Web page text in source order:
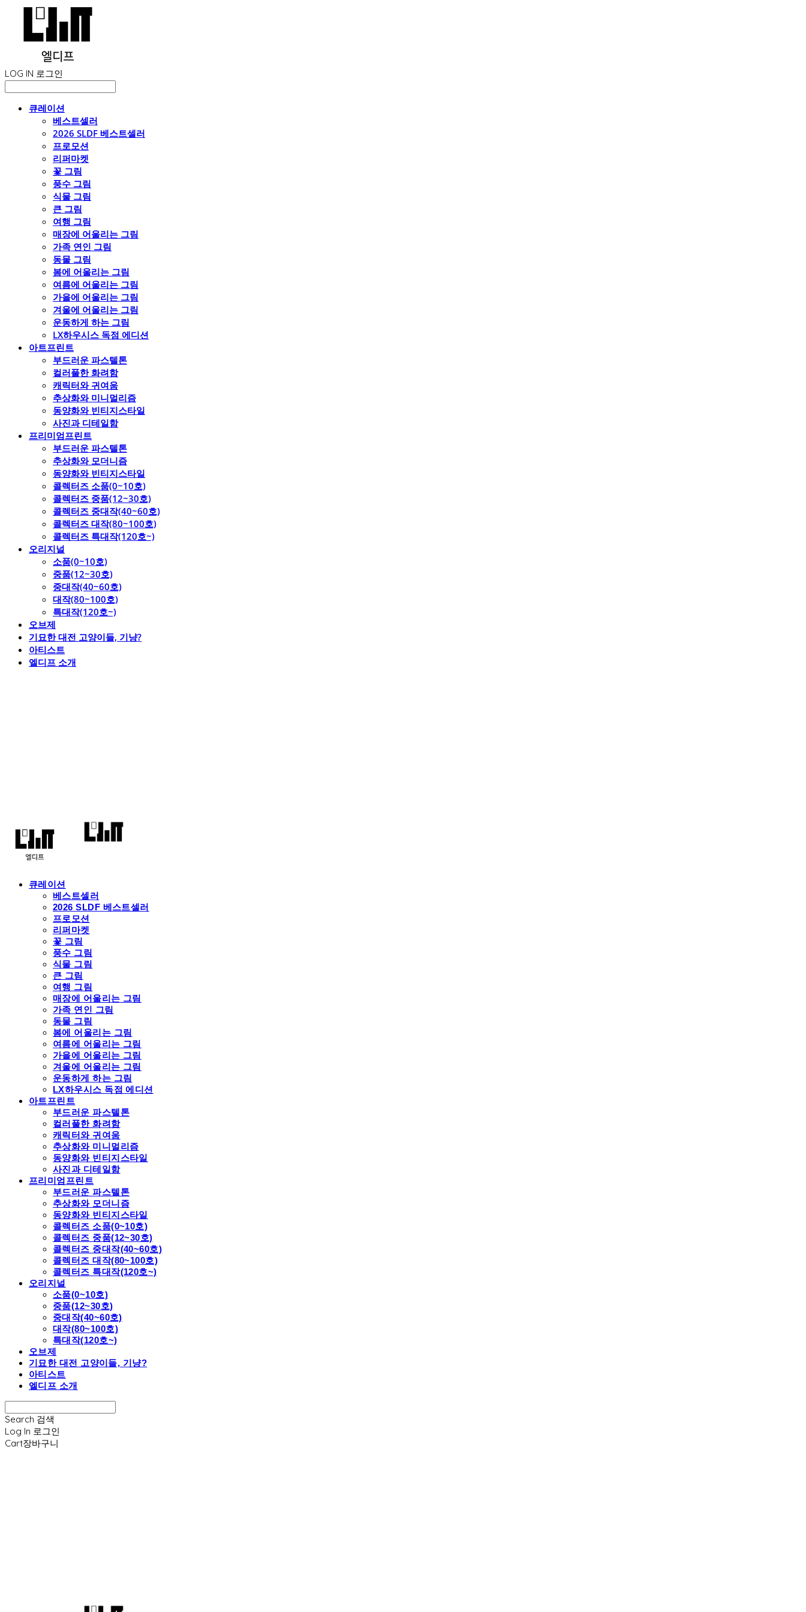
LOG IN 로그인
큐레이션
베스트셀러
2026 SLDF 베스트셀러
프로모션
리퍼마켓
꽃 그림
풍수 그림
식물 그림
큰 그림
여행 그림
매장에 어울리는 그림
가족 연인 그림
동물 그림
봄에 어울리는 그림
여름에 어울리는 그림
가을에 어울리는 그림
겨울에 어울리는 그림
운동하게 하는 그림
LX하우시스 독점 에디션
아트프린트
부드러운 파스텔톤
컬러풀한 화려함
캐릭터와 귀여움
추상화와 미니멀리즘
동양화와 빈티지스타일
사진과 디테일함
프리미엄프린트
부드러운 파스텔톤
추상화와 모더니즘
동양화와 빈티지스타일
콜렉터즈 소품(0~10호)
콜렉터즈 중품(12~30호)
콜렉터즈 중대작(40~60호)
콜렉터즈 대작(80~100호)
콜렉터즈 특대작(120호~)
오리지널
소품(0~10호)
중품(12~30호)
중대작(40~60호)
대작(80~100호)
특대작(120호~)
오브제
기묘한 대전 고양이들, 기냥?
아티스트
엘디프 소개
큐레이션
베스트셀러
2026 SLDF 베스트셀러
프로모션
리퍼마켓
꽃 그림
풍수 그림
식물 그림
큰 그림
여행 그림
매장에 어울리는 그림
가족 연인 그림
동물 그림
봄에 어울리는 그림
여름에 어울리는 그림
가을에 어울리는 그림
겨울에 어울리는 그림
운동하게 하는 그림
LX하우시스 독점 에디션
아트프린트
부드러운 파스텔톤
컬러풀한 화려함
캐릭터와 귀여움
추상화와 미니멀리즘
동양화와 빈티지스타일
사진과 디테일함
프리미엄프린트
부드러운 파스텔톤
추상화와 모더니즘
동양화와 빈티지스타일
콜렉터즈 소품(0~10호)
콜렉터즈 중품(12~30호)
콜렉터즈 중대작(40~60호)
콜렉터즈 대작(80~100호)
콜렉터즈 특대작(120호~)
오리지널
소품(0~10호)
중품(12~30호)
중대작(40~60호)
대작(80~100호)
특대작(120호~)
오브제
기묘한 대전 고양이들, 기냥?
아티스트
엘디프 소개
Search 검색
Log In 로그인
Cart장바구니